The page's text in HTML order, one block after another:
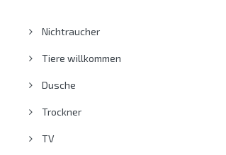
Nichtraucher
Tiere willkommen
Dusche
Trockner
TV